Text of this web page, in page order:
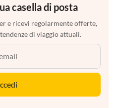
casella di posta
e ricevi regolarmente offerte,
di viaggio attuali.